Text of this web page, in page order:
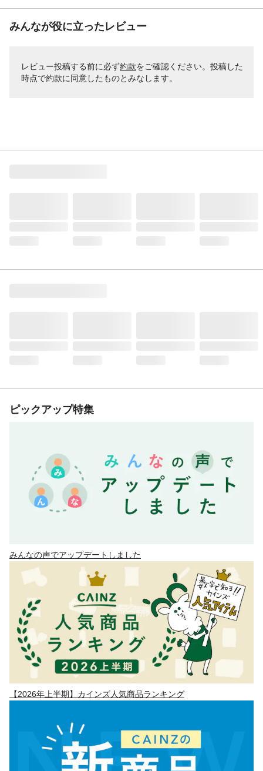
みんなが役に立ったレビュー
レビュー投稿する前に必ず約款をご確認ください。投稿した
時点で約款に同意したものとみなします。
ピックアップ特集
みんなの声でアップデートしました
【2026年上半期】カインズ人気商品ランキング